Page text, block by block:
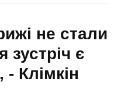
не стали
є
Клімкін